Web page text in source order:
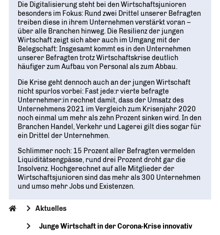
Die Digitalisierung steht bei den Wirtschaftsjunioren
besonders im Fokus: Rund zwei Drittel unserer Befragten
treiben diese in ihrem Unternehmen verstärkt voran –
über alle Branchen hinweg. Die Resilienz der jungen
Wirtschaft zeigt sich aber auch im Umgang mit der
Belegschaft: Insgesamt kommt es in den Unternehmen
unserer Befragten trotz Wirtschaftskrise deutlich
häufiger zum Aufbau von Personal als zum Abbau.
Die Krise geht dennoch auch an der jungen Wirtschaft
nicht spurlos vorbei: Fast jede:r vierte befragte
Unternehmer:in rechnet damit, dass der Umsatz des
Unternehmens 2021 im Vergleich zum Krisenjahr 2020
noch einmal um mehr als zehn Prozent sinken wird. In den
Branchen Handel, Verkehr und Lagerei gilt dies sogar für
ein Drittel der Unternehmen.
Schlimmer noch: 15 Prozent aller Befragten vermelden
Liquiditätsengpässe, rund drei Prozent droht gar die
Insolvenz. Hochgerechnet auf alle Mitglieder der
Wirtschaftsjunioren sind das mehr als 300 Unternehmen
und umso mehr Jobs und Existenzen.
Aktuelles
Junge Wirtschaft in der Corona-Krise innovativ